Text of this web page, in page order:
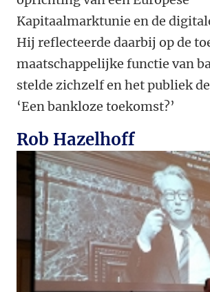
Kapitaalmarktunie en de
Hij reflecteerde daarbij op de
maatschappelijke functie van
stelde zichzelf en het publiek
‘Een bankloze toekomst?’
Rob Hazelhoff